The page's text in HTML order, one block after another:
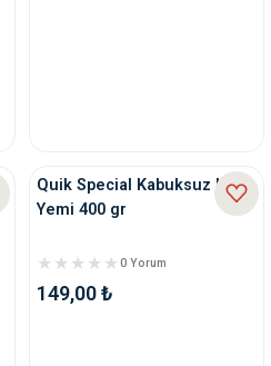
Quik Special Kabuksuz Kuş
Yemi 400 gr
0 Yorum
149,00 ₺